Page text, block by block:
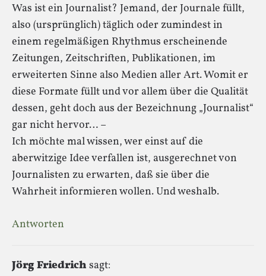
Was ist ein Journalist? Jemand, der Journale füllt,
also (ursprünglich) täglich oder zumindest in
einem regelmäßigen Rhythmus erscheinende
Zeitungen, Zeitschriften, Publikationen, im
erweiterten Sinne also Medien aller Art. Womit er
diese Formate füllt und vor allem über die Qualität
dessen, geht doch aus der Bezeichnung „Journalist“
gar nicht hervor… –
Ich möchte mal wissen, wer einst auf die
aberwitzige Idee verfallen ist, ausgerechnet von
Journalisten zu erwarten, daß sie über die
Wahrheit informieren wollen. Und weshalb.
Antworten
Jörg Friedrich sagt: